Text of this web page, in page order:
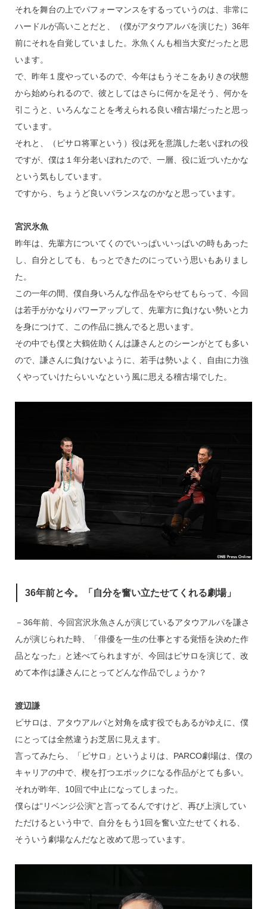
それを舞台の上でパフォーマンスをするっていうのは、非常に
ハードルが高いことだと、（僕がアタウアルパを演じた）36年
前にそれを自覚していました。氷魚くんも相当大変だったと思
います。
で、昨年１度やっているので、今年はもうそこをありきの状態
から始められるので、彼としてはさらに何かを足そう、何かを
引こうと、いろんなことを考えられる良い稽古場だったと思っ
ています。
それと、（ピサロ将軍という）役は死を意識した老いぼれの役
ですが、僕は１年分老いぼれたので、一層、役に近づいたかな
という気もしています。
ですから、ちょうど良いパランスなのかなと思っています。
宮沢氷魚
昨年は、先輩方についてくのでいっぱいいっぱいの時もあった
し、自分としても、もっとできたのにっていう思いもありまし
た。
この一年の間、僕自身いろんな作品をやらせてもらって、今回
は若手がかなりパワーアップして、先輩方に負けない勢いと力
を身につけて、この作品に挑んでると思います。
その中でも僕と大鶴佐助くんは謙さんとのシーンがとても多い
ので、謙さんに負けないように、若手は勢いよく、自由に力強
くやっていけたらいいなという風に思える稽古場でした。
36年前と今。「自分を奮い立たせてくれる劇場」
－36年前、今回宮沢氷魚さんが演じているアタウアルパを謙さ
んが演じられた時、「俳優を一生の仕事とする覚悟を決めた作
品となった」と述べてられますが、今回はピサロを演じて、改
めて本作は謙さんにとってどんな作品でしょうか？
渡辺謙
ピサロは、アタウアルパと対角を成す役でもあるがゆえに、僕
にとっては全然違うお芝居に見えます。
言ってみたら、「ピサロ」というよりは、PARCO劇場は、僕の
キャリアの中で、楔を打つエポックになる作品がとても多い。
それが昨年、10回で中止になってしまった。
僕らは“リベンジ公演”と言ってるんですけど、再び上演してい
ただけるという中で、自分をもう1回を奮い立たせてくれる、
そういう劇場なんだなと改めて思っています。